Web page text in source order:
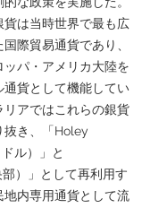
貨は当時世界で最も広
際貿易通貨であり、
ッパ・アメリカ大陸を
通貨として機能してい
リアではこれらの銀貨
抜き、「Holey
ル）」と
部）」として再利用す
地内専用通貨として流